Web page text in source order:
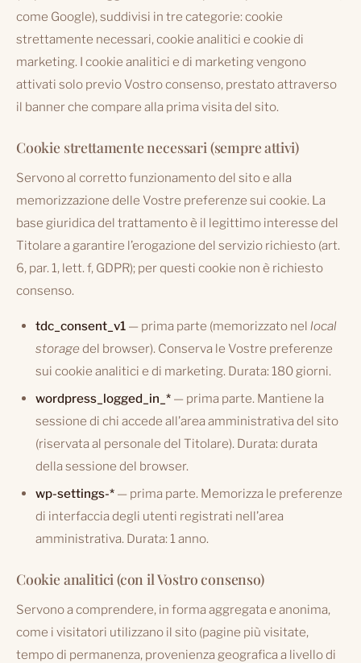
come Google), suddivisi in tre categorie: cookie
strettamente necessari, cookie analitici e cookie di
marketing. I cookie analitici e di marketing vengono
attivati solo previo Vostro consenso, prestato attraverso
il banner che compare alla prima visita del sito.
Cookie strettamente necessari (sempre attivi)
Servono al corretto funzionamento del sito e alla
memorizzazione delle Vostre preferenze sui cookie. La
base giuridica del trattamento è il legittimo interesse del
Titolare a garantire l’erogazione del servizio richiesto (art.
6, par. 1, lett. f, GDPR); per questi cookie non è richiesto
consenso.
tdc_consent_v1 — prima parte (memorizzato nel local
storagedel browser). Conserva le Vostre preferenze
sui cookie analitici e di marketing. Durata: 180 giorni.
wordpress_logged_in_* — prima parte. Mantiene la
sessione di chi accede all’area amministrativa del sito
(riservata al personale del Titolare). Durata: durata
della sessione del browser.
wp-settings-* — prima parte. Memorizza le preferenze
di interfaccia degli utenti registrati nell’area
amministrativa. Durata: 1 anno.
Cookie analitici (con il Vostro consenso)
Servono a comprendere, in forma aggregata e anonima,
come i visitatori utilizzano il sito (pagine più visitate,
tempo di permanenza, provenienza geografica a livello di